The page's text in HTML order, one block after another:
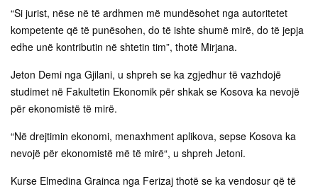
“Si jurist, nëse në të ardhmen më mundësohet nga autoritetet
kompetente që të punësohen, do të ishte shumë mirë, do të jepja
edhe unë kontributin në shtetin tim”, thotë Mirjana.
Jeton Demi nga Gjilani, u shpreh se ka zgjedhur të vazhdojë
studimet në Fakultetin Ekonomik për shkak se Kosova ka nevojë
për ekonomistë të mirë.
“Në drejtimin ekonomi, menaxhment aplikova, sepse Kosova ka
nevojë për ekonomistë më të mirë“, u shpreh Jetoni.
Kurse Elmedina Grainca nga Ferizaj thotë se ka vendosur që të